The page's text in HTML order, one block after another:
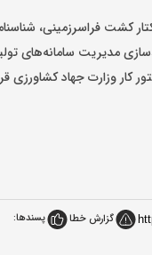
هکتار کشت فراسرزمینی،
مدیریت سامانه‌های
کار وزارت جهاد کشاورزی
گزارش خطا پسندها: